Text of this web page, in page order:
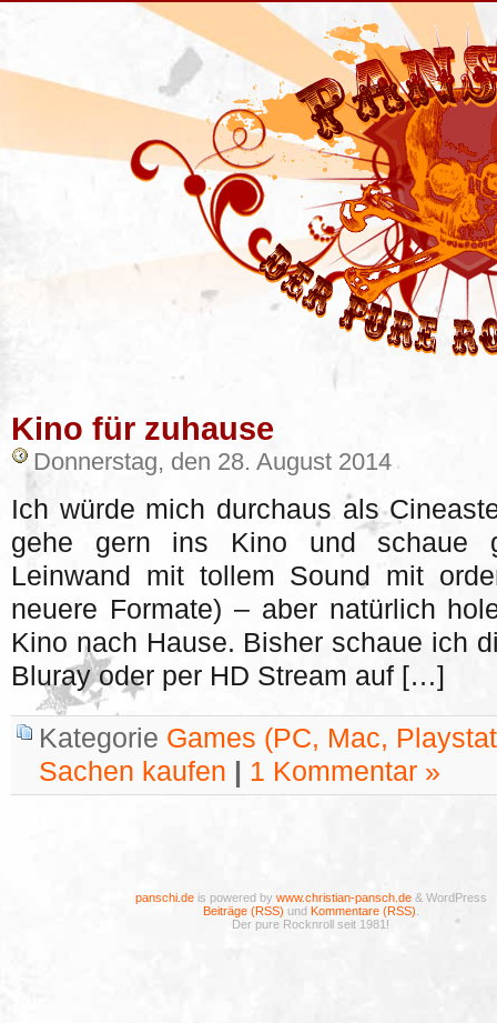
Kino für zuhause
Donnerstag, den 28. August 2014
Ich würde mich durchaus als
gehe gern ins Kino und schaue
Leinwand mit tollem Sound mit
neuere Formate) – aber natürlich
Kino nach Hause. Bisher schaue ich
Bluray oder per HD Stream auf […]
Kategorie Games (PC, Mac,
Sachen kaufen
1 Kommentar »
panschi.deis powered by www.christian-pansch.de& WordPress
Beiträge (RSS) und Kommentare (RSS)
Der pure Rocknroll seit 1981!